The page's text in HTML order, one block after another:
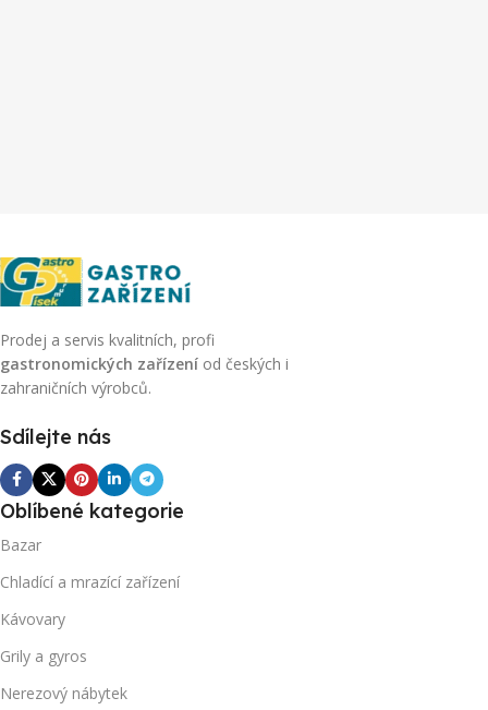
Prodej a servis kvalitních, profi
gastronomických zařízení od českých i
zahraničních výrobců.
Sdílejte nás
Oblíbené kategorie
Bazar
Chladící a mrazící zařízení
Kávovary
Grily a gyros
Nerezový nábytek